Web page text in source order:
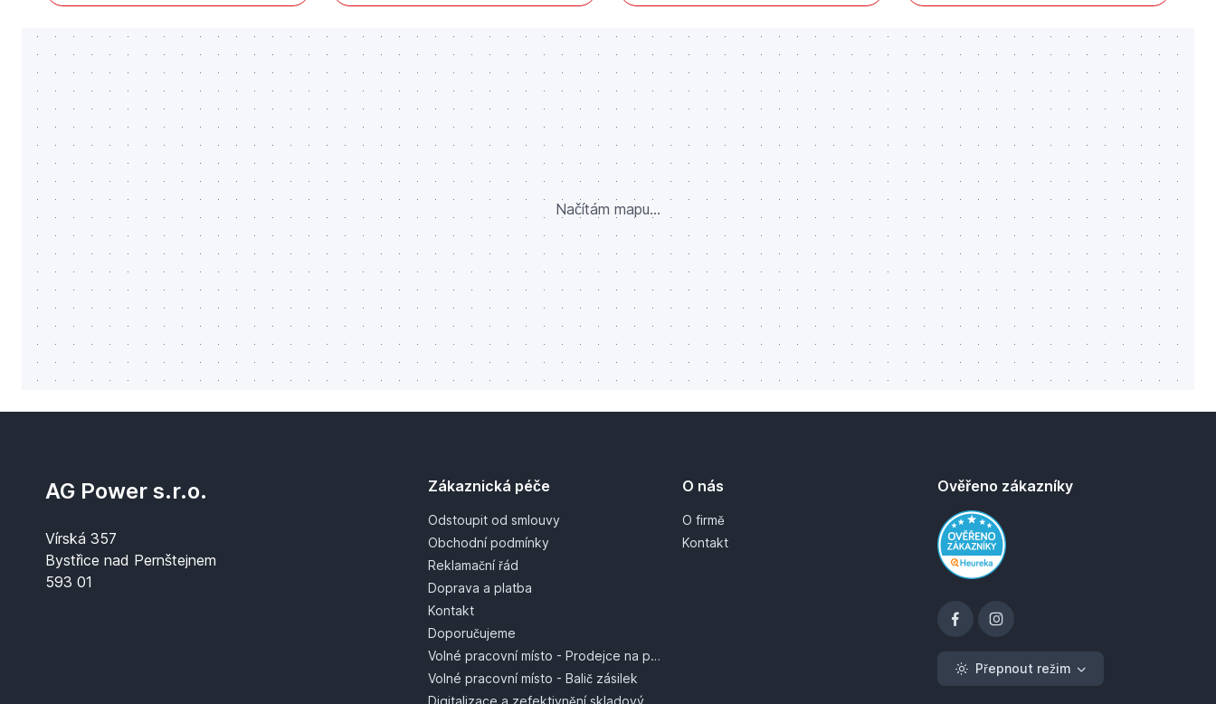
Načítám mapu...
AG Power s.r.o.
Vírská 357
Bystřice nad Pernštejnem
593 01
Zákaznická péče
Odstoupit od smlouvy
Obchodní podmínky
Reklamační řád
Doprava a platba
Kontakt
Doporučujeme
Volné pracovní místo - Prodejce na prodejně
Volné pracovní místo - Balič zásilek
O nás
O firmě
Kontakt
Ověřeno zákazníky
Přepnout režim